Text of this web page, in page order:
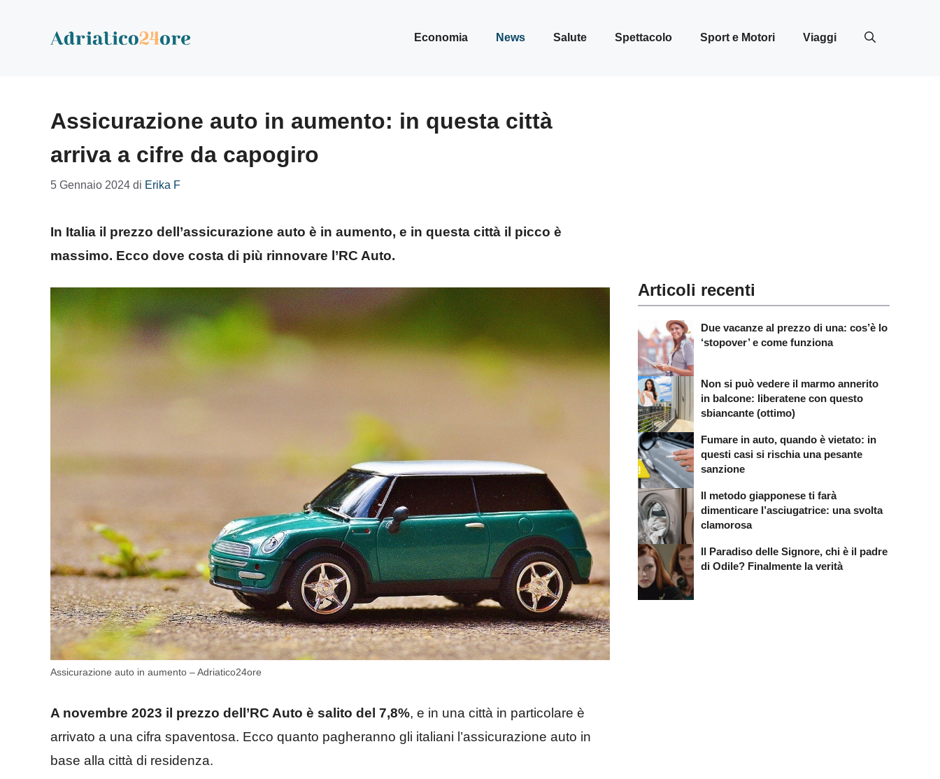
Economia News Salute Spettacolo Sport e Motori Viaggi
Assicurazione auto in aumento: in questa città
arriva a cifre da capogiro
5 Gennaio 2024 di Erika F
In Italia il prezzo dell’assicurazione auto è in aumento, e in questa città il picco è
massimo. Ecco dove costa di più rinnovare l’RC Auto.
Assicurazione auto in aumento – Adriatico24ore
A novembre 2023 il prezzo dell’RC Auto è salito del 7,8%, e in una città in particolare è
arrivato a una cifra spaventosa. Ecco quanto pagheranno gli italiani l’assicurazione auto in
base alla città di residenza.
Articoli recenti
Due vacanze al prezzo di una: cos’è lo
‘stopover’ e come funziona
Non si può vedere il marmo annerito
in balcone: liberatene con questo
sbiancante (ottimo)
Fumare in auto, quando è vietato: in
questi casi si rischia una pesante
sanzione
Il metodo giapponese ti farà
dimenticare l’asciugatrice: una svolta
clamorosa
Il Paradiso delle Signore, chi è il padre
di Odile? Finalmente la verità